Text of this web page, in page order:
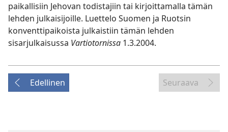
paikallisiin Jehovan todistajiin tai kirjoittamalla tämän
lehden julkaisijoille. Luettelo Suomen ja Ruotsin
konventtipaikoista julkaistiin tämän lehden
sisarjulkaisussa Vartiotornissa 1.3.2004.
Edellinen Seuraava